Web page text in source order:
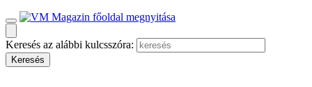
Keresés az alábbi kulcsszóra: